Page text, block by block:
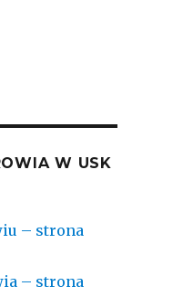
W USK
– strona
– strona